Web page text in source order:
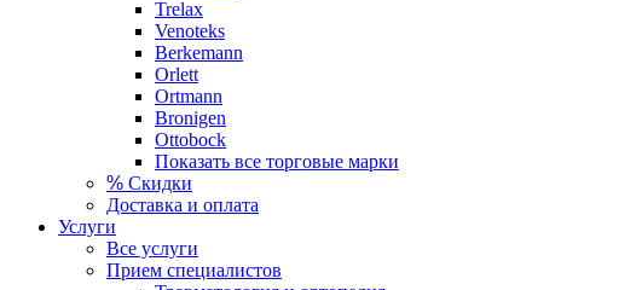
Trelax
Venoteks
Berkemann
Orlett
Ortmann
Bronigen
Ottobock
Показать все торговые марки
% Скидки
Доставка и оплата
Услуги
Все услуги
Прием специалистов